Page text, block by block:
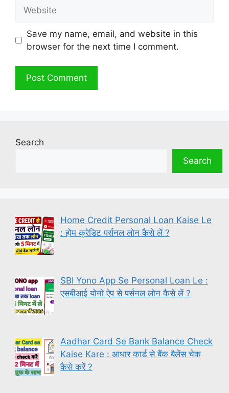
Save my name, email, and website in this
browser for the next time I comment.
Search
Search
Home Credit Personal Loan Kaise Le
: होम क्रेडिट पर्सनल लोन कैसे लें ?
SBI Yono App Se Personal Loan Le :
एसबीआई योनो ऐप से पर्सनल लोन कैसे लें ?
Aadhar Card Se Bank Balance Check
Kaise Kare : आधार कार्ड से बैंक बैलेंस चेक
कैसे करें ?